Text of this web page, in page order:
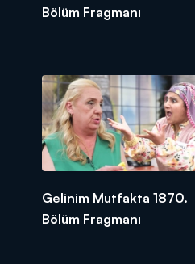
Bölüm Fragmanı
Gelinim Mutfakta 1870.
Bölüm Fragmanı